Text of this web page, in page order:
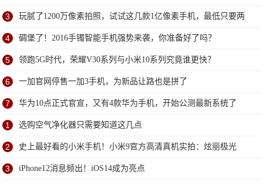
3 玩腻了1200万像素拍照，试试这几款1亿像素手机，最低只要两
千多
4 碉堡了！2016手镯智能手机强势来袭，你准备好了吗？
5 领跑5G时代，荣耀V30系列与小米10系列究竟谁更快？
6 一加官网停售一加3手机，为新品让路也是拼了
7 华为10点正式官宣，又有4款华为手机，开始公测最新系统了
1 选购空气净化器只需要知道这几点
2 史上最好看的小米手机！小米9官方高清真机实拍：炫丽极光
3 iPhone12消息频出！iOS14成为亮点